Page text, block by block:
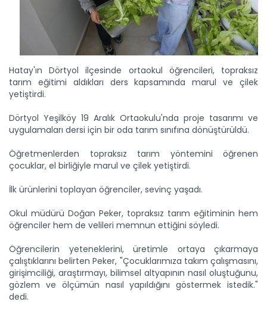
Hatay'ın Dörtyol ilçesinde ortaokul öğrencileri, topraksız
tarım eğitimi aldıkları ders kapsamında marul ve çilek
yetiştirdi.
Dörtyol Yeşilköy 19 Aralık Ortaokulu'nda proje tasarımı ve
uygulamaları dersi için bir oda tarım sınıfına dönüştürüldü.
Öğretmenlerden topraksız tarım yöntemini öğrenen
çocuklar, el birliğiyle marul ve çilek yetiştirdi.
İlk ürünlerini toplayan öğrenciler, sevinç yaşadı.
Okul müdürü Doğan Peker, topraksız tarım eğitiminin hem
öğrenciler hem de velileri memnun ettiğini söyledi.
Öğrencilerin yeteneklerini, üretimle ortaya çıkarmaya
çalıştıklarını belirten Peker, "Çocuklarımıza takım çalışmasını,
girişimciliği, araştırmayı, bilimsel altyapının nasıl oluştuğunu,
gözlem ve ölçümün nasıl yapıldığını göstermek istedik."
dedi.
Meralarda susuzluk bitti, göç...
Siirt'te Tarım ve Orman Bakanlığınca yürütülen "Mera Islah
Devamını Oku ->
Taşköprü Belediyesince bu yıl 36'ncısı düzenlenen
Uluslararası...
Devamını Oku ->